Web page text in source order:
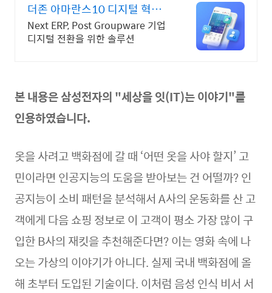
더존 아마란스10 디지털 혁신의
완성
Next ERP, Post Groupware 기업
디지털 전환을 위한 솔루션
본 내용은 삼성전자의 "세상을 잇(IT)는 이야기"를
인용하였습니다.
옷을 사려고 백화점에 갈 때 ‘어떤 옷을 사야 할지’ 고
민이라면 인공지능의 도움을 받아보는 건 어떨까? 인
공지능이 소비 패턴을 분석해서 A사의 운동화를 산 고
객에게 다음 쇼핑 정보로 이 고객이 평소 가장 많이 구
입한 B사의 재킷을 추천해준다면? 이는 영화 속에 나
오는 가상의 이야기가 아니다. 실제 국내 백화점에 올
해 초부터 도입된 기술이다. 이처럼 음성 인식 비서 서